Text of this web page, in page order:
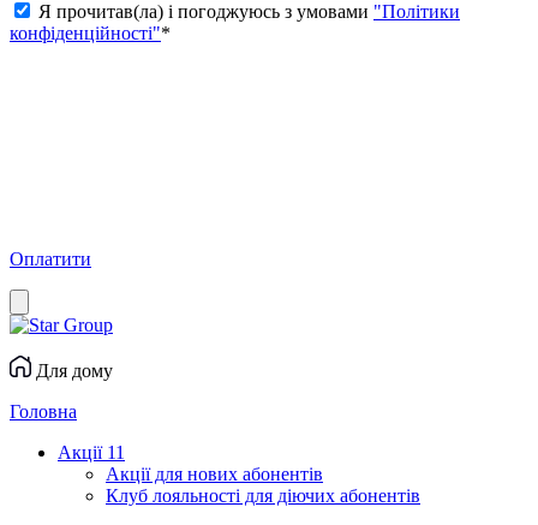
Я прочитав(ла) і погоджуюсь з умовами "Політики
конфіденційності"*
Оплатити
Для дому
Головна
Акції 11
Акції для нових абонентів
Клуб лояльності для діючих абонентів